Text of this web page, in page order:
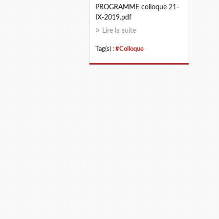
PROGRAMME colloque 21-
IX-2019.pdf
Lire la suite
Tag(s) : #Colloque